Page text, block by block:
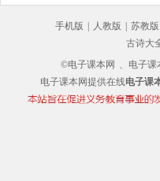
手机版 人教版 苏教版
古诗大
©电子课本网 、电子
电子课本网提供在线电子课